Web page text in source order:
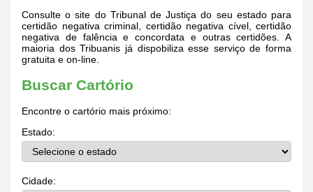
Consulte o site do Tribunal de Justiça do seu estado para
certidão negativa criminal, certidão negativa cível, certidão
negativa de falência e concordata e outras certidões. A
maioria dos Tribuanis já dispobiliza esse serviço de forma
gratuita e on-line.
Buscar Cartório
Encontre o cartório mais próximo:
Estado:
Cidade: